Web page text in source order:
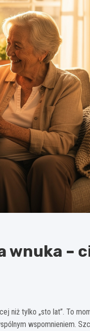
–
niż tylko „sto lat”. To
wspomnieniem.